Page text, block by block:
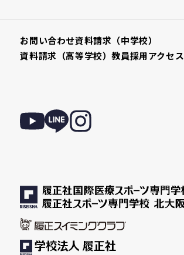
お問い合わせ資料請求（中学校）
資料請求（高等学校）教員採用アクセス